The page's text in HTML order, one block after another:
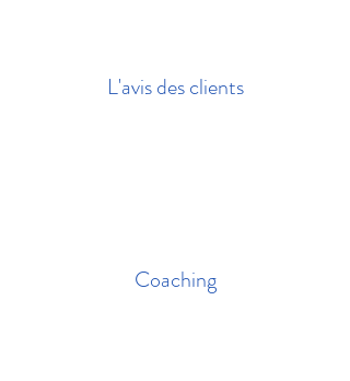
L'avis des clients
Coaching